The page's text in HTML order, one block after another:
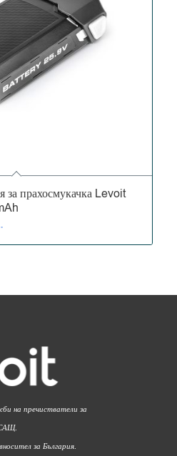
за прахосмукачка Levoit
на пречистватели за
за България.